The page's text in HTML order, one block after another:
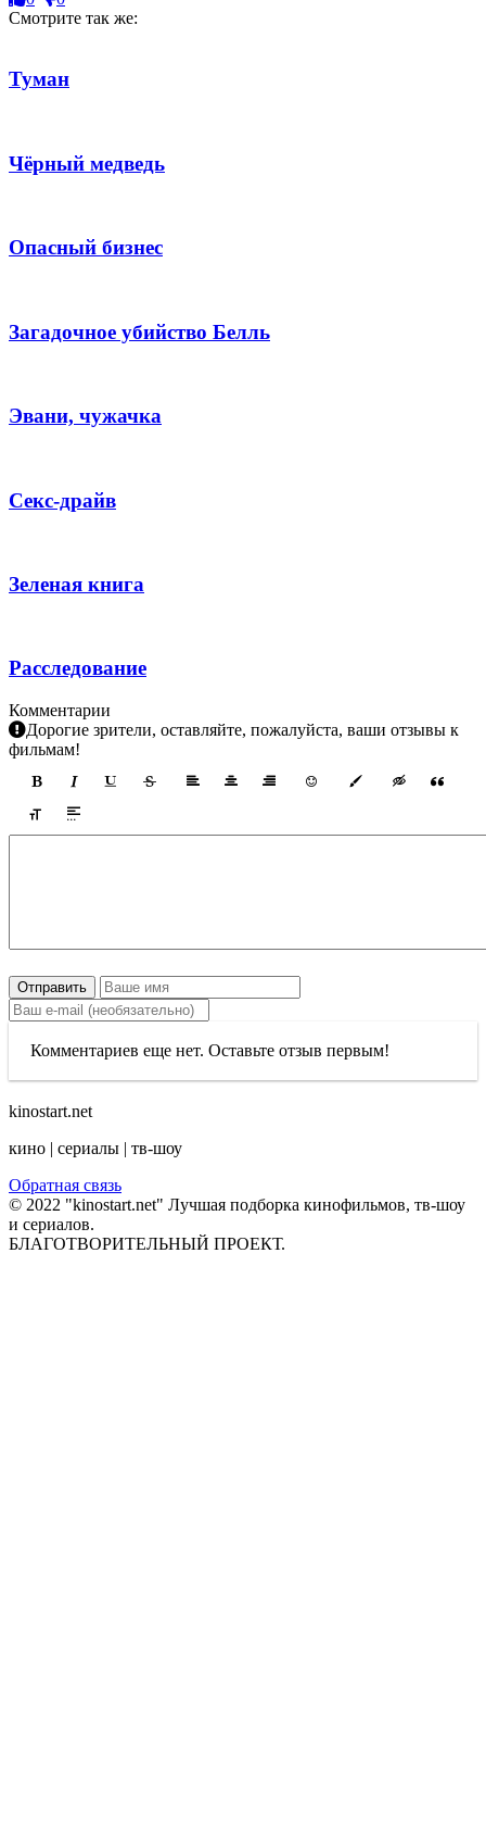
Смотрите так же:
Туман
Чёрный медведь
Опасный бизнес
Загадочное убийство Белль
Эвани, чужачка
Секс-драйв
Зеленая книга
Расследование
Комментарии
Дорогие зрители, оставляйте, пожалуйста, ваши отзывы к
фильмам!
Отправить
Комментариев еще нет. Оставьте отзыв первым!
kinostart.net
кино | сериалы | тв-шоу
Обратная связь
© 2022 "kinostart.net" Лучшая подборка кинофильмов, тв-шоу
и сериалов.
БЛАГОТВОРИТЕЛЬНЫЙ ПРОЕКТ.